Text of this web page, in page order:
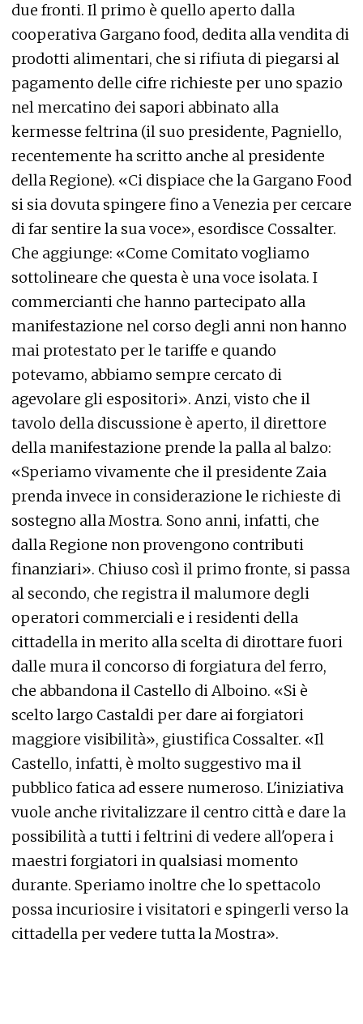
due fronti. Il primo è quello aperto dalla
cooperativa Gargano food, dedita alla vendita di
prodotti alimentari, che si rifiuta di piegarsi al
pagamento delle cifre richieste per uno spazio
nel mercatino dei sapori abbinato alla
kermesse feltrina (il suo presidente, Pagniello,
recentemente ha scritto anche al presidente
della Regione). «Ci dispiace che la Gargano Food
si sia dovuta spingere fino a Venezia per cercare
di far sentire la sua voce», esordisce Cossalter.
Che aggiunge: «Come Comitato vogliamo
sottolineare che questa è una voce isolata. I
commercianti che hanno partecipato alla
manifestazione nel corso degli anni non hanno
mai protestato per le tariffe e quando
potevamo, abbiamo sempre cercato di
agevolare gli espositori». Anzi, visto che il
tavolo della discussione è aperto, il direttore
della manifestazione prende la palla al balzo:
«Speriamo vivamente che il presidente Zaia
prenda invece in considerazione le richieste di
sostegno alla Mostra. Sono anni, infatti, che
dalla Regione non provengono contributi
finanziari». Chiuso così il primo fronte, si passa
al secondo, che registra il malumore degli
operatori commerciali e i residenti della
cittadella in merito alla scelta di dirottare fuori
dalle mura il concorso di forgiatura del ferro,
che abbandona il Castello di Alboino. «Si è
scelto largo Castaldi per dare ai forgiatori
maggiore visibilità», giustifica Cossalter. «Il
Castello, infatti, è molto suggestivo ma il
pubblico fatica ad essere numeroso. L'iniziativa
vuole anche rivitalizzare il centro città e dare la
possibilità a tutti i feltrini di vedere all'opera i
maestri forgiatori in qualsiasi momento
durante. Speriamo inoltre che lo spettacolo
possa incuriosire i visitatori e spingerli verso la
cittadella per vedere tutta la Mostra».